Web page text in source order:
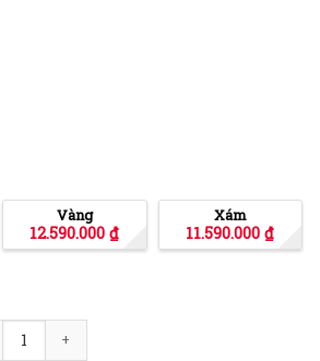
Vàng
12.590.000₫
Xám
11.590.000₫
99% quantity